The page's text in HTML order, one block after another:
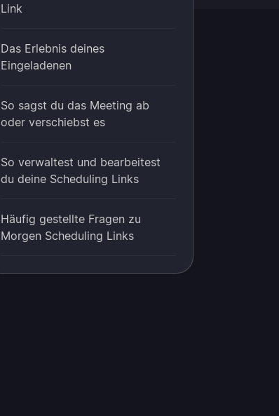
Link
Das Erlebnis deines
Eingeladenen
So sagst du das Meeting ab
oder verschiebst es
So verwaltest und bearbeitest
du deine Scheduling Links
Häufig gestellte Fragen zu
Morgen Scheduling Links